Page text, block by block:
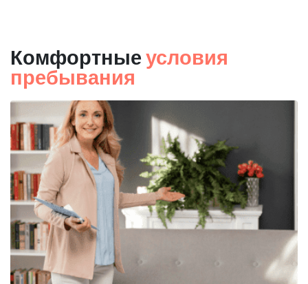
Комфортные условия
пребывания